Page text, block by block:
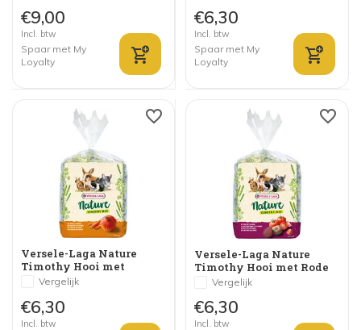
€9,00
Incl. btw
Spaar met My
Loyalty
€6,30
Incl. btw
Spaar met My
Loyalty
Versele-Laga Nature
Timothy Hooi met
Wortel en Pompoen
Vergelijk
€6,30
Incl. btw
Versele-Laga Nature
Timothy Hooi met Rode
Biet en Tomaat
Vergelijk
€6,30
Incl. btw